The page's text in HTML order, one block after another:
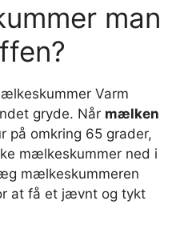
man
Varm
gryde. Når mælken
på omkring 65 grader,
mælkeskummer ned i
mælkeskummeren
at få et jævnt og tykt